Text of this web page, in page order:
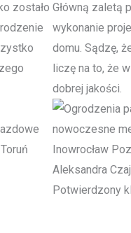
zostało Główną zaletą
wykonanie
domu. Sądzę,
liczę na to, że
dobrej jakości.
Aleksandra
Potwierdzony